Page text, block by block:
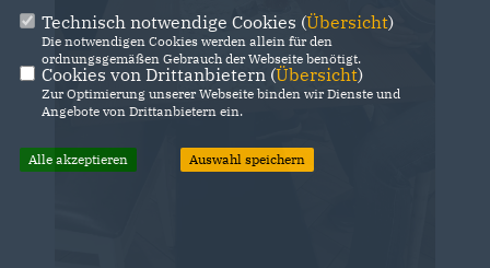
Technisch notwendige Cookies (Übersicht)
Die notwendigen Cookies werden allein für den
ordnungsgemäßen Gebrauch der Webseite benötigt.
Cookies von Drittanbietern (Übersicht)
Zur Optimierung unserer Webseite binden wir Dienste und
Angebote von Drittanbietern ein.
Alle akzeptieren Auswahl speichern